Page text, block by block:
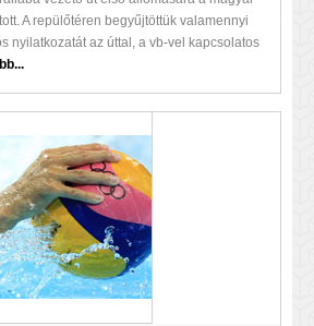
A repülőtéren begyűjtöttük valamennyi
nyilatkozatát az úttal, a vb-vel kapcsolatos